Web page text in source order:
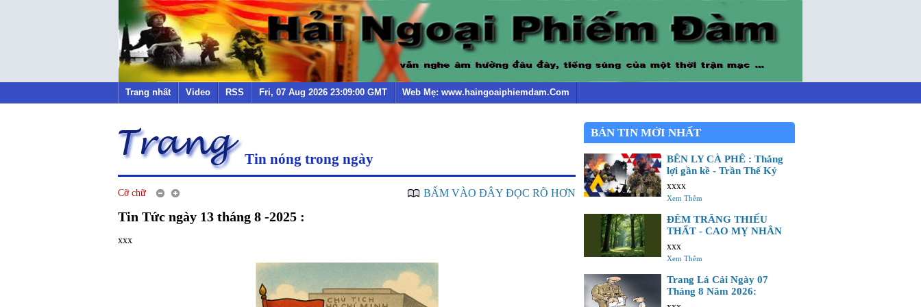
Trang nhất Video RSS Fri, 07 Aug 2026 23:09:00 GMT Web Mẹ: www.haingoaiphiemdam.Com
Tin nóng trong ngày
Cỡ chữ BẤM VÀO ĐÂY ĐỌC RÕ HƠN
Tin Tức ngày 13 tháng 8 -2025 :
xxx
BẢN TIN MỚI NHẤT
BÊN LY CÀ PHÊ : Thắng
lợi gần kề - Trần Thế Kỷ
xxxx
Xem Thêm
ĐÊM TRĂNG THIẾU
THẤT - CAO MỴ NHÂN
xxx
Xem Thêm
Trang Lá Cải Ngày 07
Tháng 8 Năm 2026: